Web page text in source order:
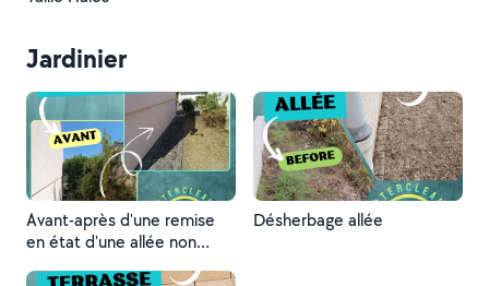
Jardinier
Avant-après d'une remise
en état d'une allée non
Désherbage allée